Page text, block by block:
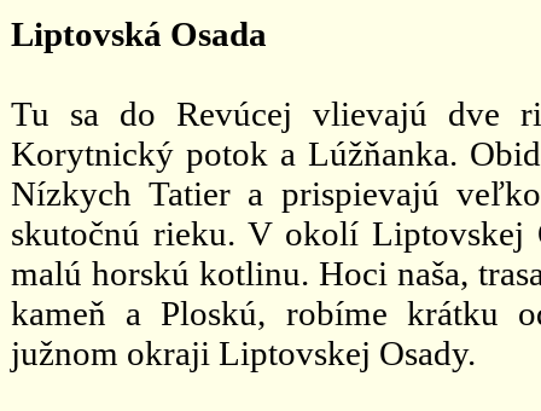
Liptovská Osada
Tu sa do Revúcej vlievajú dve
Korytnický potok a Lúžňanka.
Nízkych Tatier a prispievajú
skutočnú rieku. V okolí Liptovskej
malú horskú kotlinu. Hoci naša,
kameň a Ploskú, robíme krátku
južnom okraji Liptovskej Osady.